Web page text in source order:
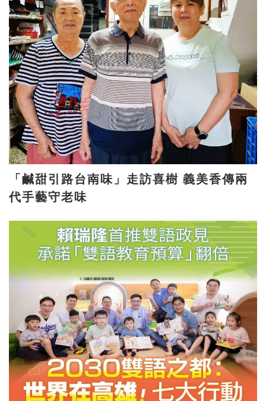
「鹹甜引路台南味」走訪喜樹 義美香傳兩
代手藝守老味